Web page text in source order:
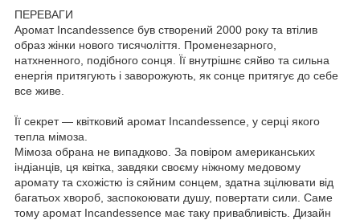
ПЕРЕВАГИ
Аромат Incandessence був створений 2000 року та втілив
образ жінки нового тисячоліття. Променезарного,
натхненного, подібного сонця. Її внутрішнє сяйво та сильна
енергія притягують і заворожують, як сонце притягує до себе
все живе.
Її секрет — квітковий аромат Incandessence, у серці якого
тепла мімоза.
Мімоза обрана не випадково. За повіром американських
індіанців, ця квітка, завдяки своєму ніжному медовому
аромату та схожістю із сяйним сонцем, здатна зцілювати від
багатьох хвороб, заспокоювати душу, повертати сили. Саме
тому аромат Incandessence має таку привабливість. Дизайн